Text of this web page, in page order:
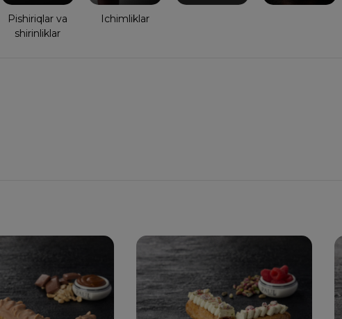
Pishiriqlar va
shirinliklar
Ichimliklar